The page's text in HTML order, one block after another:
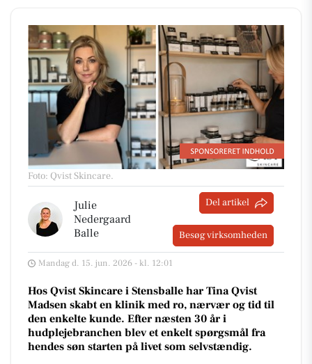
Foto: Qvist Skincare.
Julie
Nedergaard
Balle
Del artikel
Besøg virksomheden
Mandag d. 15. jun. 2026 - kl. 12:01
Hos Qvist Skincare i Stensballe har Tina Qvist
Madsen skabt en klinik med ro, nærvær og tid til
den enkelte kunde. Efter næsten 30 år i
hudplejebranchen blev et enkelt spørgsmål fra
hendes søn starten på livet som selvstændig.